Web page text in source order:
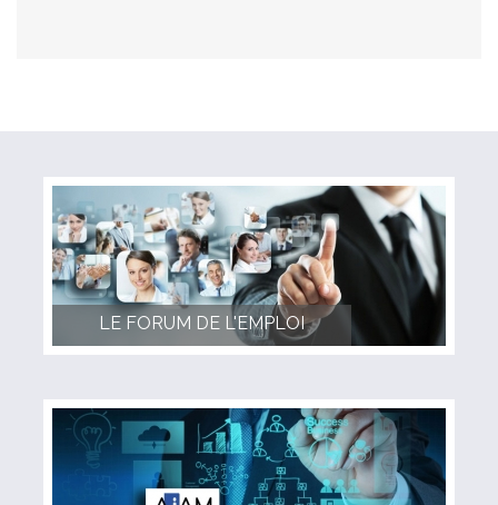
LE FORUM DE L'EMPLOI